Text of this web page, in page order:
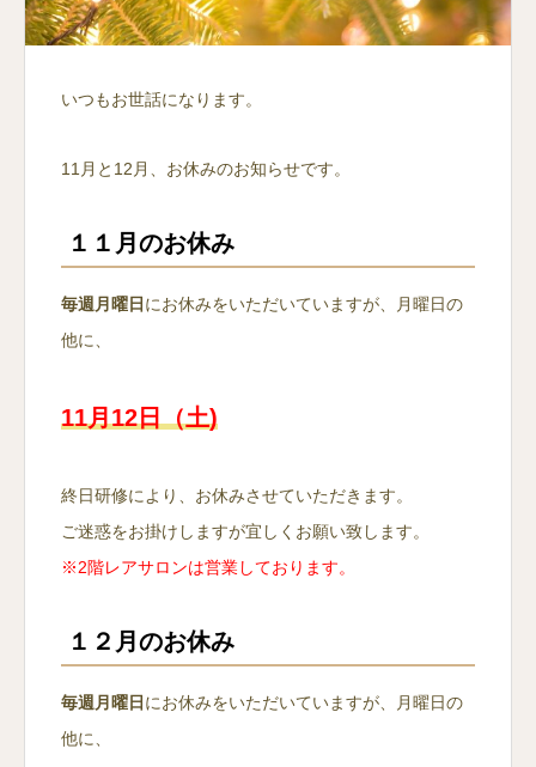
いつもお世話になります。
11月と12月、お休みのお知らせです。
１１月のお休み
毎週月曜日 にお休みをいただいていますが、月曜日の
他に、
11月12日（土)
終日研修により、お休みさせていただきます。
ご迷惑をお掛けしますが宜しくお願い致します。
※2階レアサロンは営業しております。
１２月のお休み
毎週月曜日 にお休みをいただいていますが、月曜日の
他に、